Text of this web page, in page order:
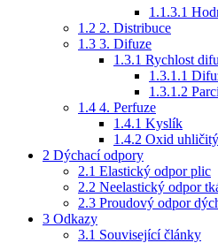
1.1.3.1
1.2 2. Distribuce
1.3 3. Difuze
1.3.1 Rychlost
1.3.1.1
1.3.1.2
1.4 4. Perfuze
1.4.1 Kyslík
1.4.2 Oxid uhličitý
2 Dýchací odpory
2.1 Elastický odpor plic
2.2 Neelastický odpor
2.3 Proudový odpor
3 Odkazy
3.1 Související články